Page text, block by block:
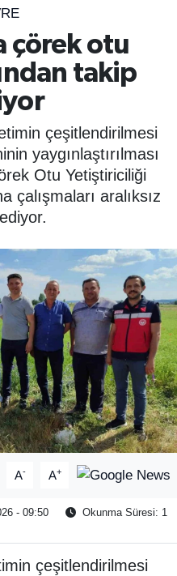
çörek otu
takip
çeşitlendirilmesi
yaygınlaştırılması
Otu Yetiştiriciliği
çalışmaları aralıksız
A- A+
- 09:50
Okunma Süresi: 1
çeşitlendirilmesi